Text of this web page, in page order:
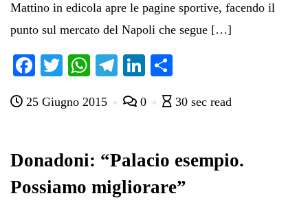
Mattino in edicola apre le pagine sportive, facendo il
punto sul mercato del Napoli che segue […]
Fa
bo
T
tte
W
ts
pp
Te
gr
m
Li
ed di
di
25 Giugno 2015 0 30 sec read
Donadoni: “Palacio esempio.
Possiamo migliorare”